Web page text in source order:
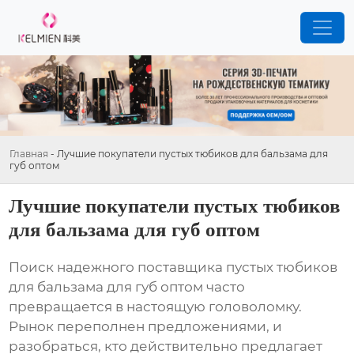
Главная - Лучшие покупатели пустых тюбиков для бальзама для
губ оптом
Лучшие покупатели пустых тюбиков
для бальзама для губ оптом
Поиск надежного поставщика пустых тюбиков
для бальзама для губ оптом часто
превращается в настоящую головоломку.
Рынок переполнен предложениями, и
разобраться, кто действительно предлагает